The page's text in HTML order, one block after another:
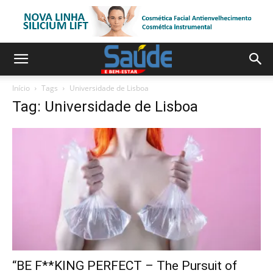
Início Tags Universidade de Lisboa
Tag: Universidade de Lisboa
“BE F**KING PERFECT – The Pursuit of